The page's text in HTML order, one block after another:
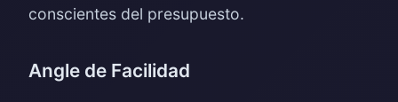
conscientes del presupuesto.
Angle de Facilidad